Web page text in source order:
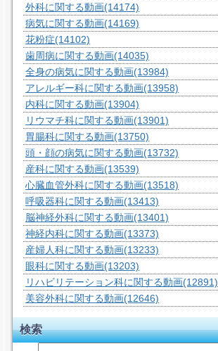
外科に関する動画(14174)
病気に関する動画(14169)
花粉症(14102)
歯周病に関する動画(14035)
全身の病気に関する動画(13984)
アレルギー科に関する動画(13958)
内科に関する動画(13904)
リウマチ科に関する動画(13901)
胃腸科に関する動画(13750)
頭・顔の病気に関する動画(13732)
産科に関する動画(13539)
心臓血管外科に関する動画(13518)
呼吸器科に関する動画(13413)
脳神経外科に関する動画(13401)
神経内科に関する動画(13373)
産婦人科に関する動画(13233)
眼科に関する動画(13203)
リハビリテーション科に関する動画(12891)
美容外科に関する動画(12646)
検索